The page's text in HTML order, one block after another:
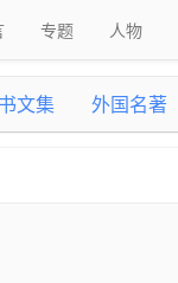
专题 人物
文集 外国名著